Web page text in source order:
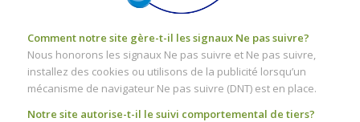
Comment notre site gère-t-il les signaux Ne pas suivre?
Nous honorons les signaux Ne pas suivre et Ne pas suivre,
installez des cookies ou utilisons de la publicité lorsqu’un
mécanisme de navigateur Ne pas suivre (DNT) est en place.
Notre site autorise-t-il le suivi comportemental de tiers?